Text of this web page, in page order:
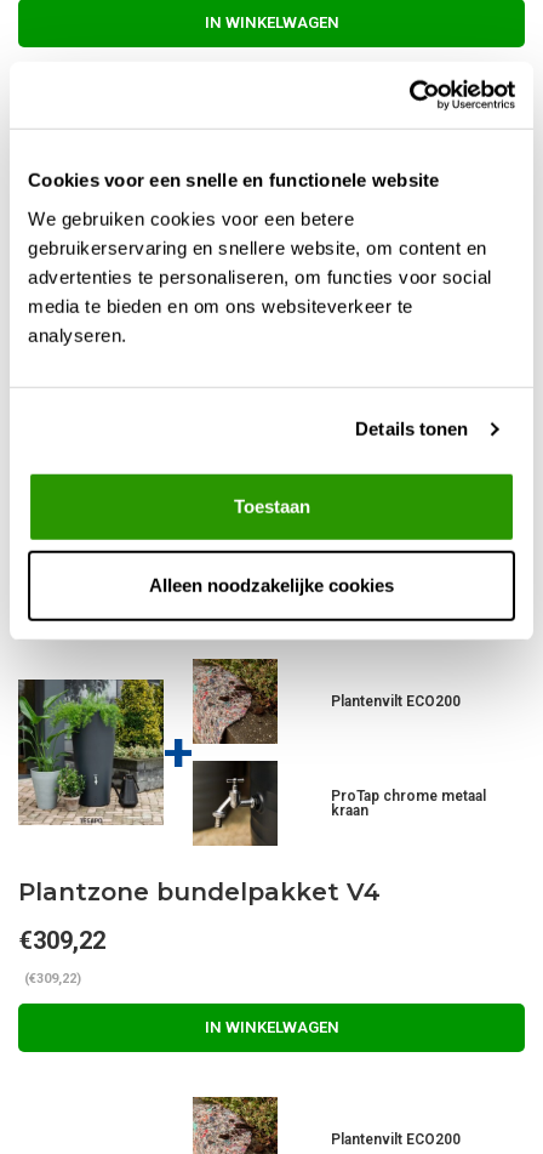
Cookies voor een snelle en functionele website
We gebruiken cookies voor een betere
gebruikerservaring en snellere website, om content en
advertenties te personaliseren, om functies voor social
media te bieden en om ons websiteverkeer te
analyseren.
Details tonen
Toestaan
Alleen noodzakelijke cookies
IN WINKELWAGEN
+
Plantenvilt ECO200
Bij deze regenton
behorende vulbuis
Plantzone bundelpakket V3 (incl.
(€339,17)
IN WINKELWAGEN
+
Plantenvilt ECO200
ProTap chrome metaal
kraan
Plantzone bundelpakket V4
€309,22
(€309,22)
IN WINKELWAGEN
Plantenvilt ECO200